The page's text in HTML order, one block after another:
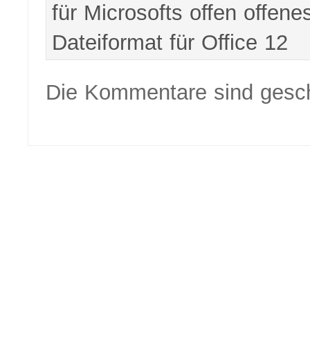
für Microsofts offen
Dateiformat für Office 12
Die Kommentare sind